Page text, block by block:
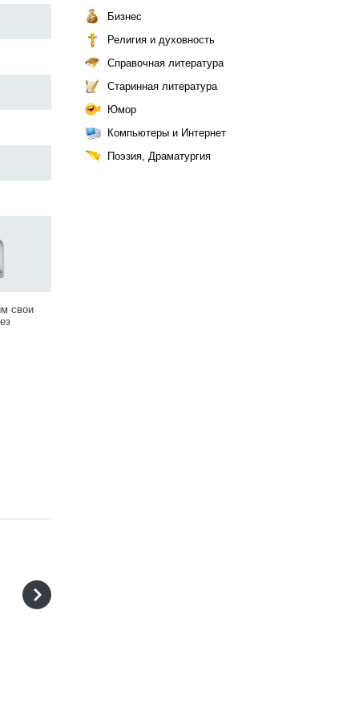
свои
Бизнес
Религия и духовность
Справочная литература
Старинная литература
Юмор
Компьютеры и Интернет
Поэзия, Драматургия